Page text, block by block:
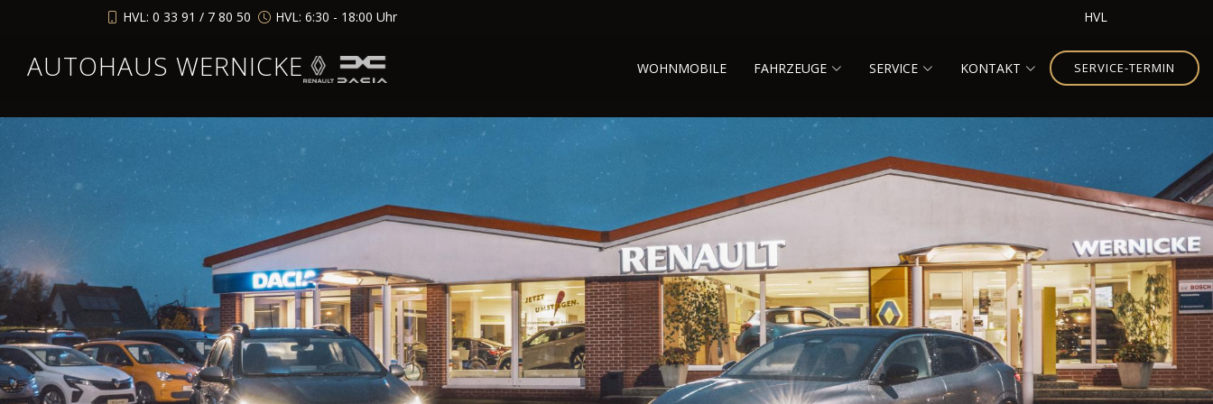
HVL: 0 33 91 / 7 80 50 HVL: 6:30 - 18:00 Uhr HVL
AUTOHAUS WERNICKE WOHNMOBILE FAHRZEUGE SERVICE KONTAKT SERVICE-TERMIN